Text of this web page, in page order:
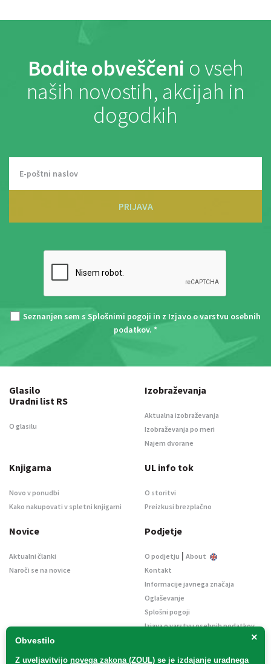
Bodite obveščeni o vseh
naših novostih, akcijah in
dogodkih
PRIJAVA
Seznanjen sem s Splošnimi pogoji in z Izjavo o varstvu osebnih
podatkov. *
×
Obvestilo
Z uveljavitvijo novega zakona (ZOUL) se je izdajanje uradnega
Glasilo
Uradni list RS
O glasilu
Izobraževanja
Aktualna izobraževanja
Izobraževanja po meri
Najem dvorane
Knjigarna
Novo v ponudbi
Kako nakupovati v spletni knjigarni
UL info tok
O storitvi
Preizkusi brezplačno
Novice
Aktualni članki
Naroči se na novice
Podjetje
O podjetju | About
Kontakt
Informacije javnega značaja
Oglaševanje
Splošni pogoji
Izjava o varstvu osebnih podatkov